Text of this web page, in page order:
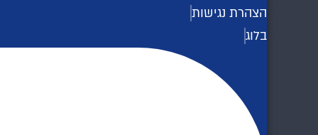
הצהרת נגישות
בלוג